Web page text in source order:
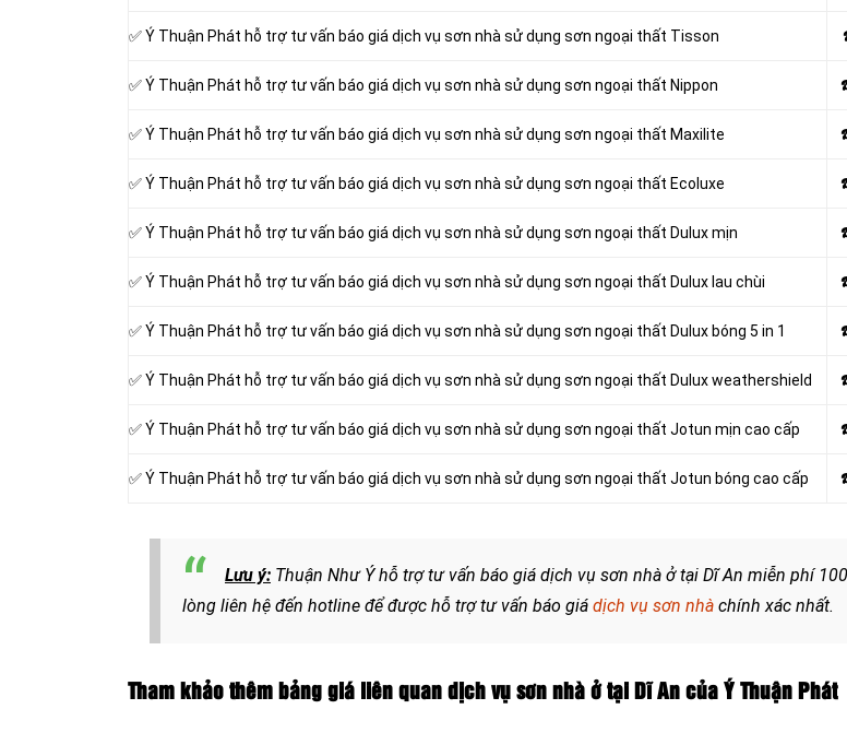
✅ Ý Thuận Phát hỗ trợ tư vấn báo giá dịch vụ sơn nhà sử dụng sơn ngoại thất Tisson
✅ Ý Thuận Phát hỗ trợ tư vấn báo giá dịch vụ sơn nhà sử dụng sơn ngoại thất Nippon
✅ Ý Thuận Phát hỗ trợ tư vấn báo giá dịch vụ sơn nhà sử dụng sơn ngoại thất Maxilite
✅ Ý Thuận Phát hỗ trợ tư vấn báo giá dịch vụ sơn nhà sử dụng sơn ngoại thất Ecoluxe
✅ Ý Thuận Phát hỗ trợ tư vấn báo giá dịch vụ sơn nhà sử dụng sơn ngoại thất Dulux mịn
✅ Ý Thuận Phát hỗ trợ tư vấn báo giá dịch vụ sơn nhà sử dụng sơn ngoại thất Dulux lau chùi
✅ Ý Thuận Phát hỗ trợ tư vấn báo giá dịch vụ sơn nhà sử dụng sơn ngoại thất Dulux bóng 5 in 1
✅ Ý Thuận Phát hỗ trợ tư vấn báo giá dịch vụ sơn nhà sử dụng sơn ngoại thất Dulux weathershield
✅ Ý Thuận Phát hỗ trợ tư vấn báo giá dịch vụ sơn nhà sử dụng sơn ngoại thất Jotun mịn cao cấp
✅ Ý Thuận Phát hỗ trợ tư vấn báo giá dịch vụ sơn nhà sử dụng sơn ngoại thất Jotun bóng cao cấp
Lưu ý: Thuận Như Ý hỗ trợ tư vấn báo giá dịch vụ sơn nhà ở tại Dĩ An miễn phí
lòng liên hệ đến hotline để được hỗ trợ tư vấn báo giá dịch vụ sơn nhà chính xác nhất.
Tham khảo thêm bảng giá liên quan dịch vụ sơn nhà ở tại Dĩ An của Ý Thuận Phát